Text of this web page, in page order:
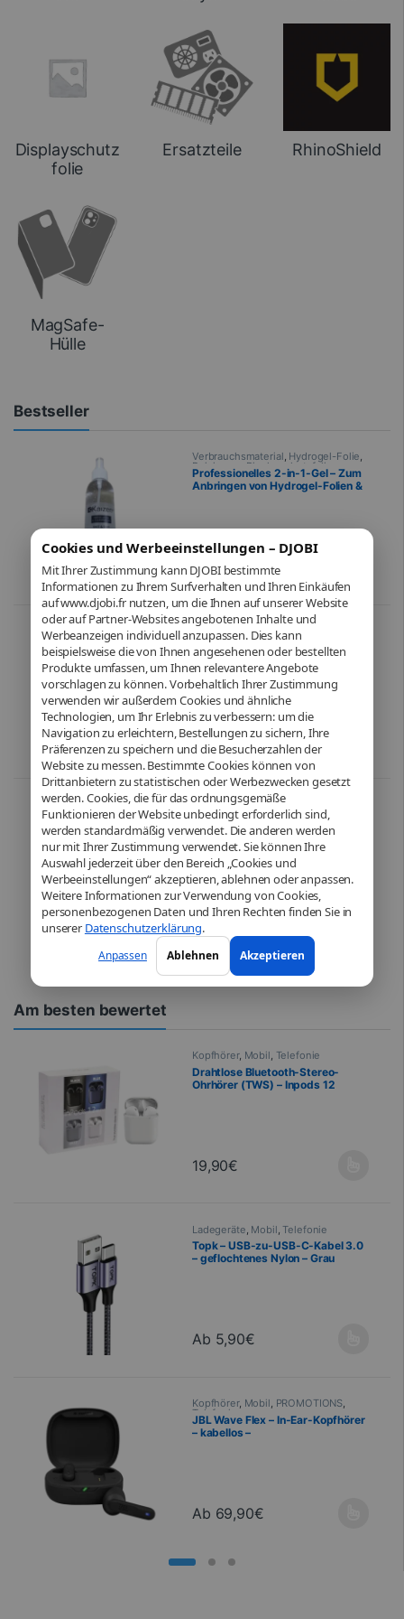
Cookies und Werbeeinstellungen – DJOBI
Mit Ihrer Zustimmung kann DJOBI bestimmte
Informationen zu Ihrem Surfverhalten und Ihren Einkäufen
auf www.djobi.fr nutzen, um die Ihnen auf unserer Website
oder auf Partner-Websites angebotenen Inhalte und
Werbeanzeigen individuell anzupassen. Dies kann
beispielsweise die von Ihnen angesehenen oder bestellten
Produkte umfassen, um Ihnen relevantere Angebote
vorschlagen zu können. Vorbehaltlich Ihrer Zustimmung
verwenden wir außerdem Cookies und ähnliche
Technologien, um Ihr Erlebnis zu verbessern: um die
Navigation zu erleichtern, Bestellungen zu sichern, Ihre
Präferenzen zu speichern und die Besucherzahlen der
Website zu messen. Bestimmte Cookies können von
Drittanbietern zu statistischen oder Werbezwecken gesetzt
werden. Cookies, die für das ordnungsgemäße
Funktionieren der Website unbedingt erforderlich sind,
werden standardmäßig verwendet. Die anderen werden
nur mit Ihrer Zustimmung verwendet. Sie können Ihre
Auswahl jederzeit über den Bereich „Cookies und
Werbeeinstellungen“ akzeptieren, ablehnen oder anpassen.
Weitere Informationen zur Verwendung von Cookies,
personenbezogenen Daten und Ihren Rechten finden Sie in
unserer Datenschutzerklärung.
Anpassen Ablehnen Akzeptieren
Displayschutz
folie
Ersatzteile RhinoShield
MagSafe-
Hülle
Bestseller
Verbrauchsmaterial, Hydrogel-Folie,
Reinigung Displayschutzfolie
Telefonie
Professionelles 2-in-1-Gel – Zum
Anbringen von Hydrogel-Folien &
21,90€
iPhone,Mobil,Handy & Smartphone
Telefonie
Apple – iPhone 15 – Schwarz
Ab719,00€
Dieses Produkt ist in
Batterie,Ersatzteile,
Hochwertiger Akku für iPhone 12 /
12 PRO – (TI-Chip) – Keine
Fehlermeldung
21,90€
Am besten bewertet
Kopfhörer, Mobil, Telefonie
Drahtlose Bluetooth-Stereo-
Ohrhörer (TWS) – Inpods 12
19,90€
Dieses Produkt ist in
Ladegeräte Mobil ,Telefonie
Topk – USB-zu-USB-C-Kabel 3.0
– geflochtenes Nylon – Grau
Ab 5,90€
Dieses Produkt ist in
Kopfhörer, Mobil, PROMOTIONS,
Telefonie
JBL Wave Flex – In-Ear-Kopfhörer
– kabellos –
Ab 69,90€
Dieses Produkt ist in